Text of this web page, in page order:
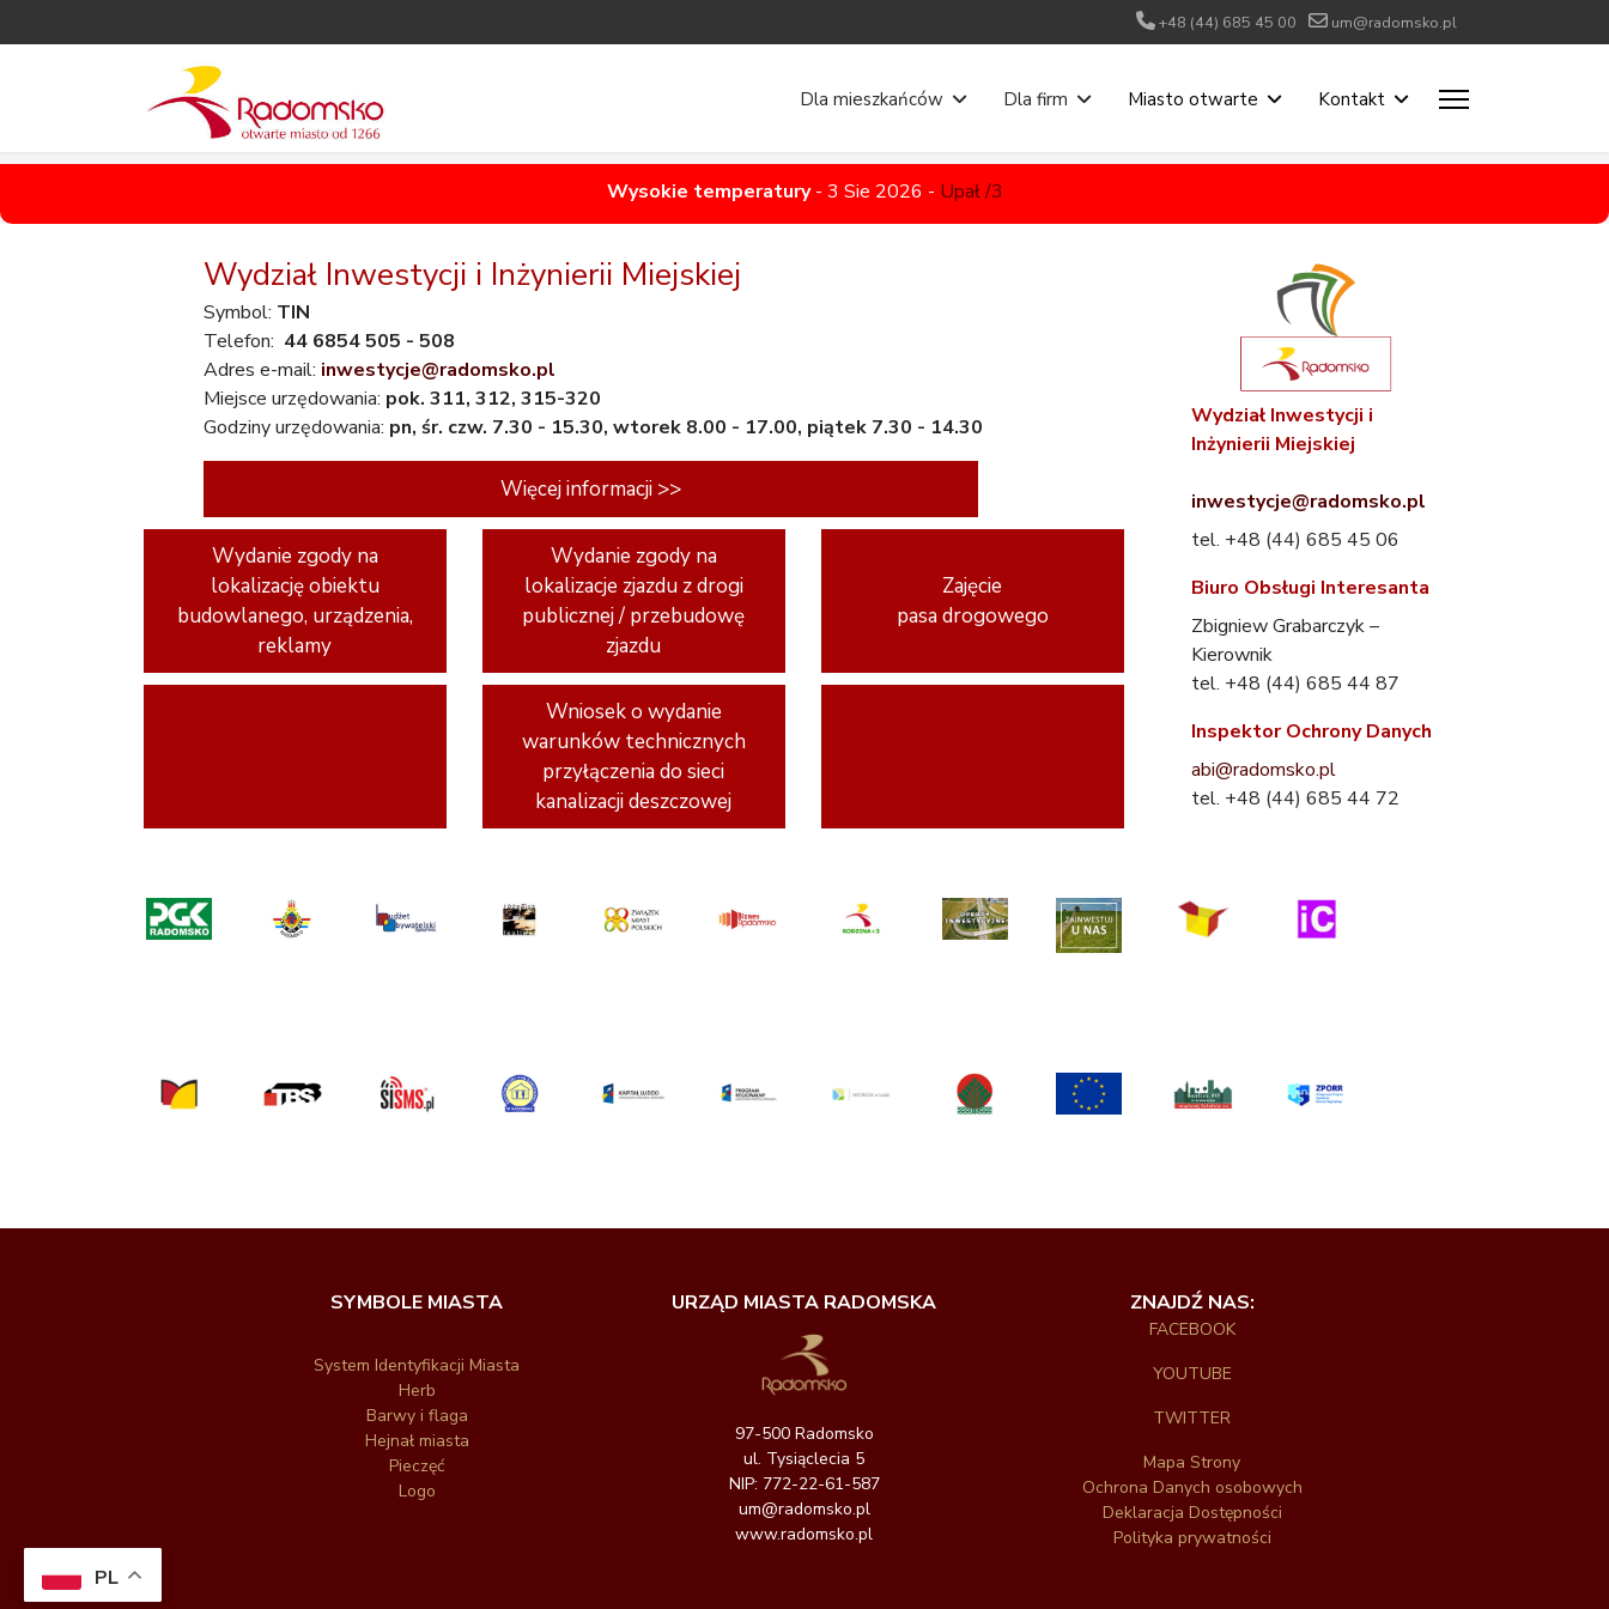
+48 (44) 685 45 00 um@radomsko.pl
Dla mieszkańców Dla firm Miasto otwarte Kontakt
Wysokie temperatury- 3 Sie 2026 - Upał /3
Wydział Inwestycji i Inżynierii Miejskiej
Symbol: TIN
Telefon: 44 6854 505 - 508
Adres e-mail: inwestycje@radomsko.pl
Miejsce urzędowania: pok. 311, 312, 315-320
Godziny urzędowania: pn, śr. czw. 7.30 - 15.30, wtorek 8.00 - 17.00, piątek 7.30 - 14.30
Więcej informacji >>
Wydanie zgody na
lokalizację obiektu
budowlanego, urządzenia,
reklamy
Wydanie zgody na
lokalizacje zjazdu z drogi
publicznej / przebudowę
zjazdu
Zajęcie
pasa drogowego
Wniosek o wydanie
warunków technicznych
przyłączenia do sieci
kanalizacji deszczowej
Wydział Inwestycji i
Inżynierii Miejskiej
inwestycje@radomsko.pl
tel. +48 (44) 685 45 06
Biuro Obsługi Interesanta
Zbigniew Grabarczyk –
Kierownik
tel. +48 (44) 685 44 87
Inspektor Ochrony Danych
abi@radomsko.pl
tel. +48 (44) 685 44 72
SYMBOLE MIASTA
System Identyfikacji Miasta
Herb
Barwy i flaga
Hejnał miasta
Pieczęć
Logo
URZĄD MIASTA RADOMSKA
97-500 Radomsko
ul. Tysiąclecia 5
NIP: 772-22-61-587
um@radomsko.pl
www.radomsko.pl
ZNAJDŹ NAS:
FACEBOOK
YOUTUBE
TWITTER
Mapa Strony
Ochrona Danych osobowych
Deklaracja Dostępności
Polityka prywatności
PL